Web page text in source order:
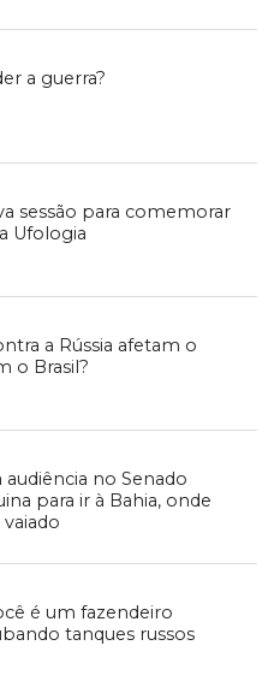
a guerra?
sessão para comemorar
Ufologia
a Rússia afetam o
o Brasil?
audiência no Senado
para ir à Bahia, onde
é um fazendeiro
tanques russos